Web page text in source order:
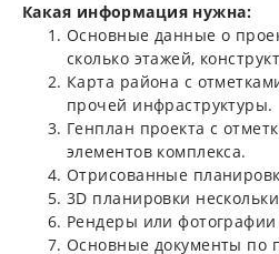
Какая информация нужна:
Основные данные о
сколько этажей,
Карта района с
прочей инфраструктуры.
Генплан проекта с
элементов комплекса.
Отрисованные
3D планировки
Рендеры или
Основные документы по